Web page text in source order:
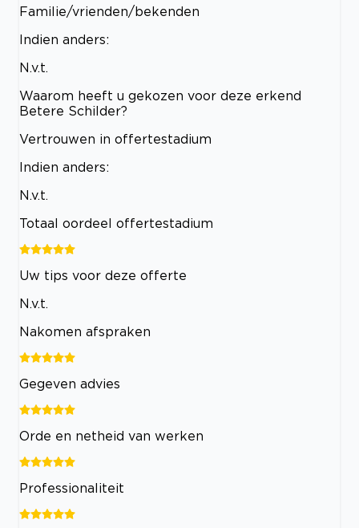
Familie/vrienden/bekenden
Indien anders:
N.v.t.
Waarom heeft u gekozen voor deze erkend
Betere Schilder?
Vertrouwen in offertestadium
Indien anders:
N.v.t.
Totaal oordeel offertestadium
Uw tips voor deze offerte
N.v.t.
Nakomen afspraken
Gegeven advies
Orde en netheid van werken
Professionaliteit